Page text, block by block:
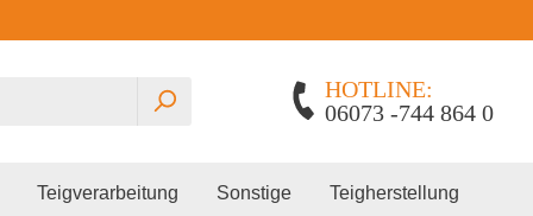
HOTLINE:
06073 -744 864 0
Teigverarbeitung Sonstige Teigherstellung